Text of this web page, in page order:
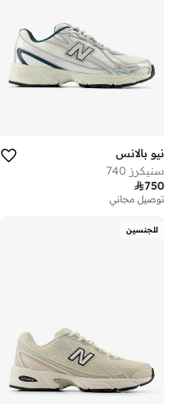
نيو بالانس
سنيكرز 740
750
توصيل مجاني
للجنسين